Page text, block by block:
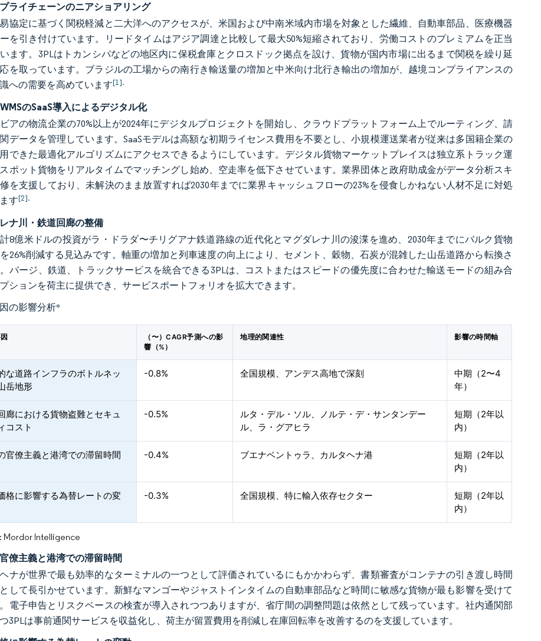
ライチェーンのニアショアリング
協定に基づく関税軽減と二大洋へのアクセスが、米国および中南米域内市場を対象とした繊維、自動車部品、医療機器
を引き付けています。リードタイムはアジア調達と比較して最大50%短縮されており、労働コストのプレミアムを正当
ます。3PLはトカンシパなどの地区内に保税倉庫とクロスドック拠点を設け、貨物が国内市場に出るまで関税を繰り延
を取っています。ブラジルの工場からの南行き輸送量の増加と中米向け北行き輸出の増加が、越境コンプライアンスの
への需要を高めています[1].
のSaaS導入によるデジタル化
アの物流企業の70%以上が2024年にデジタルプロジェクトを開始し、クラウドプラットフォーム上でルーティング、請
データを管理しています。SaaSモデルは高額な初期ライセンス費用を不要とし、小規模運送業者が従来は多国籍企業の
できた最適化アルゴリズムにアクセスできるようにしています。デジタル貨物マーケットプレイスは独立系トラック運
ポット貨物をリアルタイムでマッチングし始め、空走率を低下させています。業界団体と政府助成金がデータ分析スキ
を支援しており、未解決のまま放置すれば2030年までに業界キャッシュフローの23%を侵食しかねない人材不足に対処
す[2].
ナ川・鉄道回廊の整備
8億米ドルの投資がラ・ドラダ〜チリグアナ鉄道路線の近代化とマグダレナ川の浚渫を進め、2030年までにバルク貨物
26%削減する見込みです。軸重の増加と列車速度の向上により、セメント、穀物、石炭が混雑した山岳道路から転換さ
バージ、鉄道、トラックサービスを統合できる3PLは、コストまたはスピードの優先度に合わせた輸送モードの組み合
ションを荷主に提供でき、サービスポートフォリオを拡大できます。
の影響分析*
（〜）CAGR予測への影
響（%）
地理的関連性 影響の時間軸
な道路インフラのボトルネッ
岳地形
-0.8% 全国規模、アンデス高地で深刻
中期（2〜4
年）
廊における貨物盗難とセキュ
コスト
-0.5%
ルタ・デル・ソル、ノルテ・デ・サンタンデー
ル、ラ・グアヒラ
短期（2年以
内）
官僚主義と港湾での滞留時間 -0.4% ブエナベントゥラ、カルタヘナ港
短期（2年以
内）
格に影響する為替レートの変
-0.3% 全国規模、特に輸入依存セクター
短期（2年以
内）
Mordor Intelligence
僚主義と港湾での滞留時間
ナが世界で最も効率的なターミナルの一つとして評価されているにもかかわらず、書類審査がコンテナの引き渡し時間
して長引かせています。新鮮なマンゴーやジャストインタイムの自動車部品など時間に敏感な貨物が最も影響を受けて
電子申告とリスクベースの検査が導入されつつありますが、省庁間の調整問題は依然として残っています。社内通関部
3PLは事前通関サービスを収益化し、荷主が留置費用を削減し在庫回転率を改善するのを支援しています。